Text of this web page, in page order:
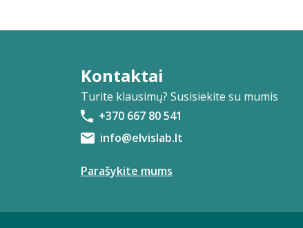
Kontaktai
Turite klausimų? Susisiekite su mumis
+370 667 80 541
info@elvislab.lt
Parašykite mums